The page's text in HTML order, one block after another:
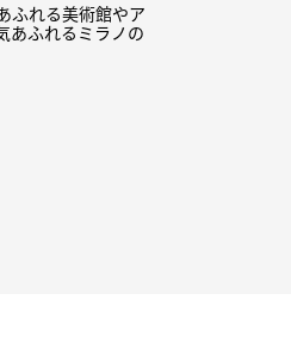
ふれる美術館やア
あふれるミラノの